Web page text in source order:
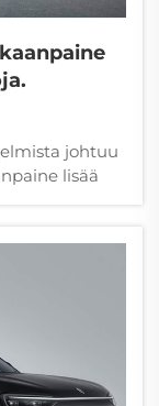
johtuu
lisää